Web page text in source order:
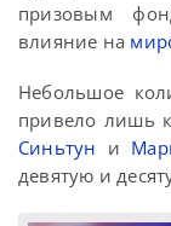
призовым
влияние на
Небольшое
привело лишь
Синьтун и
девятую и